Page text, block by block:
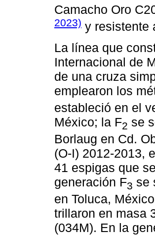
Camacho Oro
2023) y resistente
La línea que
Internacional de
de una cruza
emplearon los
estableció en el
México; la F2 se
Borlaug en Cd.
(O-I) 2012-2013,
41 espigas que
generación F3 se
en Toluca,
trillaron en masa
(034M). En la